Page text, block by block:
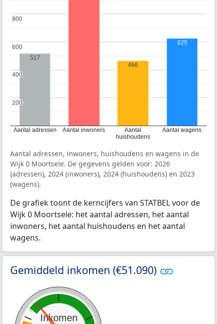
Aantal adressen Aantal inwoners
Aantal
huishoudens
Aantal wagens
200
200
400
400
600
600
800
800
517
466
625
Aantal adressen, inwoners, huishoudens en wagens in de
Wijk 0 Moortsele. De gegevens gelden voor: 2026
(adressen), 2024 (inwoners), 2024 (huishoudens) en 2023
(wagens).
De grafiek toont de kerncijfers van STATBEL voor de
Wijk 0 Moortsele: het aantal adressen, het aantal
inwoners, het aantal huishoudens en het aantal
wagens.
Gemiddeld inkomen (€51.090)
Inkomen